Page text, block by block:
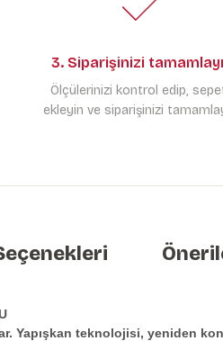
3. Siparişinizi
Ölçülerinizi kontrol edip,
ekleyin ve siparişinizi
teknolojisi, yeniden